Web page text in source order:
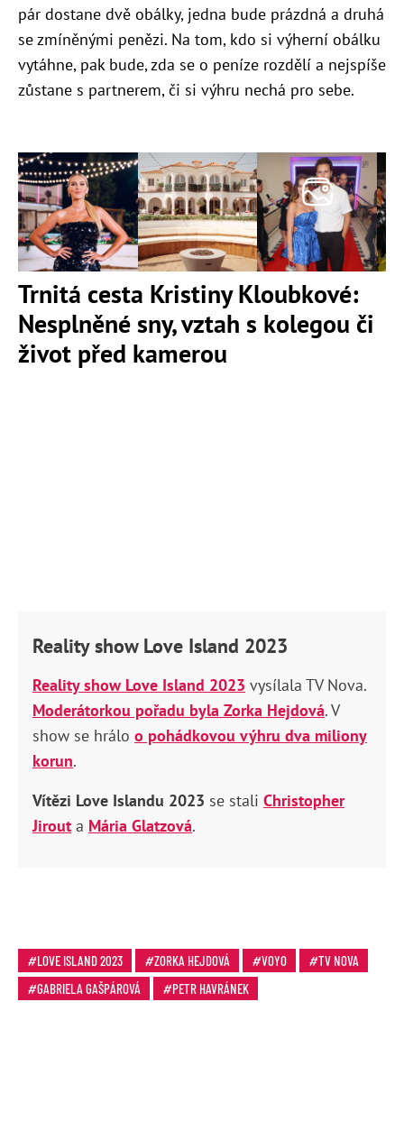
pár dostane dvě obálky, jedna bude prázdná a druhá
se zmíněnými penězi. Na tom, kdo si výherní obálku
vytáhne, pak bude, zda se o peníze rozdělí a nejspíše
zůstane s partnerem, či si výhru nechá pro sebe.
Trnitá cesta Kristiny Kloubkové:
Nesplněné sny, vztah s kolegou či
život před kamerou
Reality show Love Island 2023
Reality show Love Island 2023 vysílala TV Nova.
Moderátorkou pořadu byla Zorka Hejdová. V
show se hrálo o pohádkovou výhru dva miliony
korun.
Vítězi Love Islandu 2023 se stali Christopher
Jirout a Mária Glatzová.
LOVE ISLAND 2023 ZORKA HEJDOVÁ VOYO
TV NOVA
GABRIELA GAŠPÁROVÁ
PETR HAVRÁNEK